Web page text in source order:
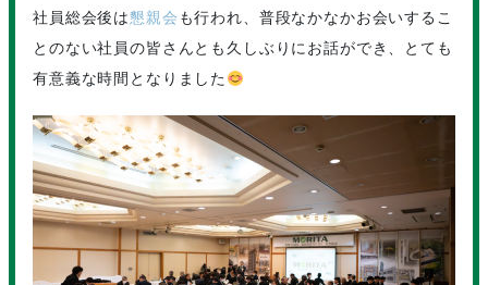
社員総会後は懇親会 も行われ、普段なかなかお会いするこ
とのない社員の皆さんとも久しぶりにお話ができ、とても
有意義な時間となりました